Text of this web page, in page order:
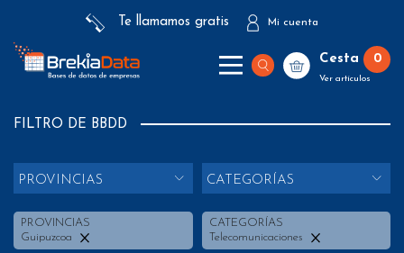
Te llamamos gratis Mi cuenta
Cesta 0
Ver artículos
FILTRO DE BBDD
PROVINCIAS
PROVINCIAS
Guipuzcoa
CATEGORÍAS
CATEGORÍAS
Telecomunicaciones